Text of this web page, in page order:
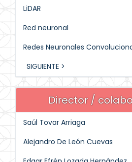
LiDAR
Red neuronal
Redes Neuronales
SIGUIENTE >
Director /
Saúl Tovar Arriaga
Alejandro De León Cuevas